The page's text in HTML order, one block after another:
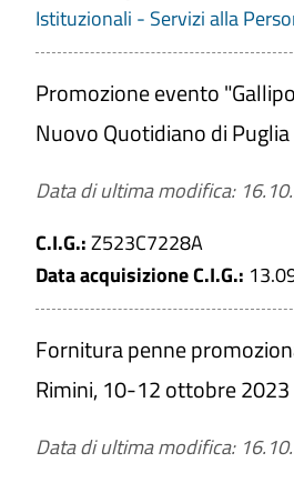
Istituzionali - Servizi alla
Promozione evento
Nuovo Quotidiano di Puglia
Data di ultima modifica:
C.I.G.:Z523C7228A
Data acquisizione C.I.G.:
Fornitura penne
Rimini, 10-12 ottobre 2023
Data di ultima modifica: